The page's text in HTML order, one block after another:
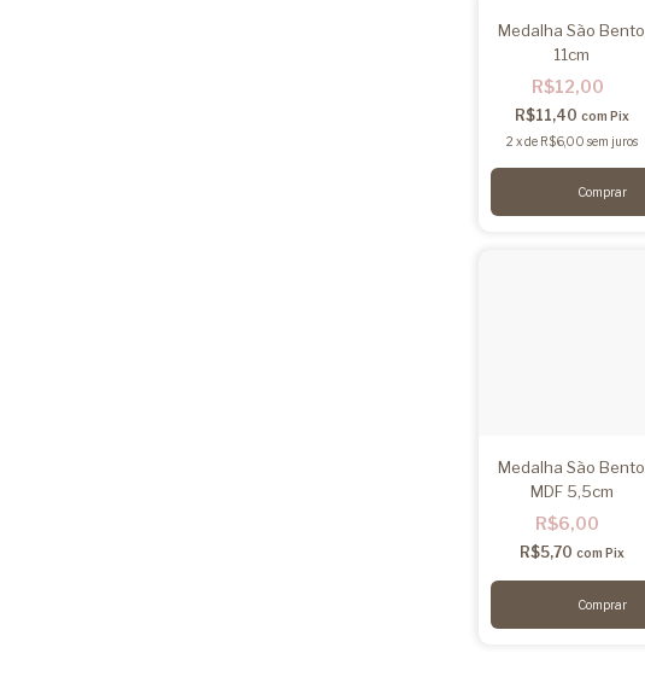
Medalha São Bento
11cm
R$12,00
R$11,40 com Pix
2 xde R$6,00 sem juros
Medalha São Bento
MDF 5,5cm
R$6,00
R$5,70 com Pix